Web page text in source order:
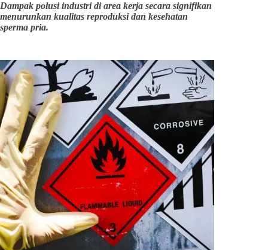
Dampak polusi industri di area kerja secara signifikan
menurunkan kualitas reproduksi dan kesehatan
sperma pria.